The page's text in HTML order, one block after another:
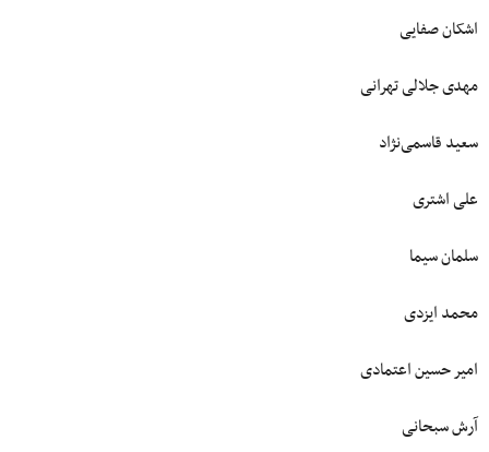
اشکان صفایی
مهدی جلالی تهرانی
سعید قاسمی‌نژاد
علی اشتری
سلمان سیما
محمد ایزدی
امیر حسین اعتمادی
آرش سبحانی